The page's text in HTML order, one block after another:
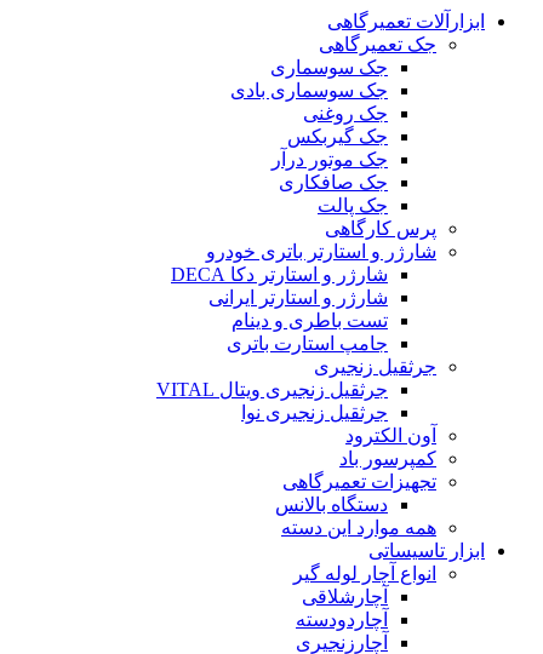
ابزارآلات تعمیرگاهی
جک تعمیرگاهی
جک سوسماری
جک سوسماری بادی
جک روغنی
جک گیربکس
جک موتور درآر
جک صافکاری
جک پالت
پرس کارگاهی
شارژر و استارتر باتری خودرو
شارژر و استارتر دکا DECA
شارژر و استارتر ایرانی
تست باطری و دینام
جامپ استارت باتری
جرثقیل زنجیری
جرثقیل زنجیری ویتال VITAL
جرثقیل زنجیری نوا
آون الکترود
کمپرسور باد
تجهیزات تعمیرگاهی
دستگاه بالانس
همه موارد این دسته
ابزار تاسیساتی
انواع آچار لوله گیر
آچارشلاقی
آچاردودسته
آچارزنجیری